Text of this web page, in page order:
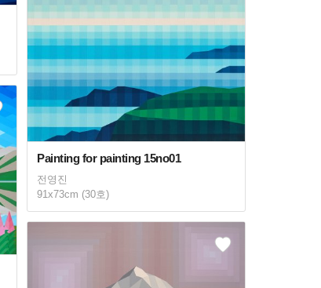
Painting for painting 15no01
전영진
91x73cm (30호)